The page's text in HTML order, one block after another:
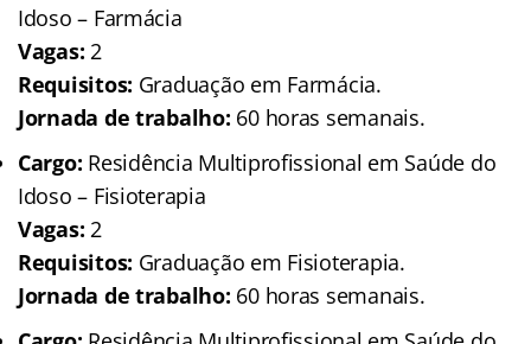
Idoso – Farmácia
Vagas: 2
Requisitos: Graduação em Farmácia.
Jornada de trabalho: 60 horas semanais.
Cargo: Residência Multiprofissional em Saúde do
Idoso – Fisioterapia
Vagas: 2
Requisitos: Graduação em Fisioterapia.
Jornada de trabalho: 60 horas semanais.